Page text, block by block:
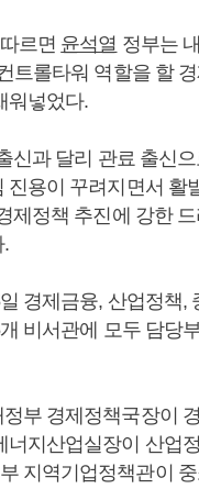
르면 윤석열 정부는
트롤타워 역할을 할
워넣었다.
신과 달리 관료 출신
진용이 꾸려지면서 활
제정책 추진에 강한
.
경제금융, 산업정책,
비서관에 모두 담당
부 경제정책국장이
너지산업실장이 산업
지역기업정책관이